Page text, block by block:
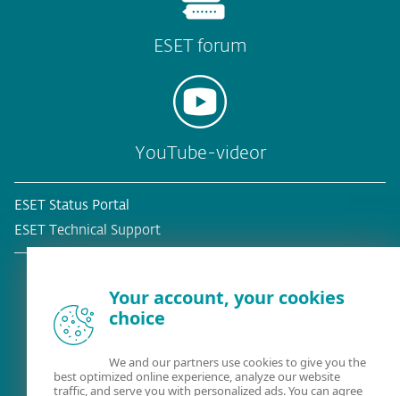
ESET forum
YouTube-videor
ESET Status Portal
ESET Technical Support
Your account, your cookies
choice
We and our partners use cookies to give you the
best optimized online experience, analyze our website
traffic, and serve you with personalized ads. You can agree